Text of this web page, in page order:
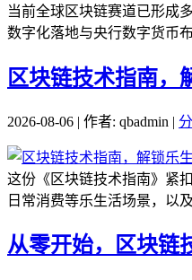
当前全球区块链赛道已形成
数字化落地与央行数字货币
区块链技术指南，
2026-08-06 | 作者: qbadmin |
这份《区块链技术指南》紧
日常消费等乐生活场景，以
从零开始，区块链